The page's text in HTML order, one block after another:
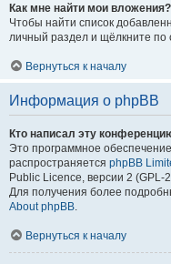
Как мне найти мои вложения?
Чтобы найти список
личный раздел и щёлкните по
Вернуться к началу
Информация о phpBB
Кто написал эту
Это программное
распространяется phpBB
Public Licence, версии 2 (GPL-
Для получения более
About phpBB
Вернуться к началу